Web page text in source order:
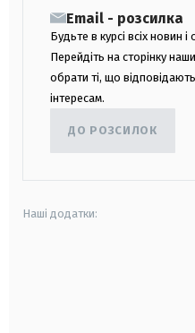
Email - розсилка
Будьте в курсі всіх новин
Перейдіть на сторінку
обрати ті, що
інтересам.
ДО РОЗСИЛОК
Наші додатки: